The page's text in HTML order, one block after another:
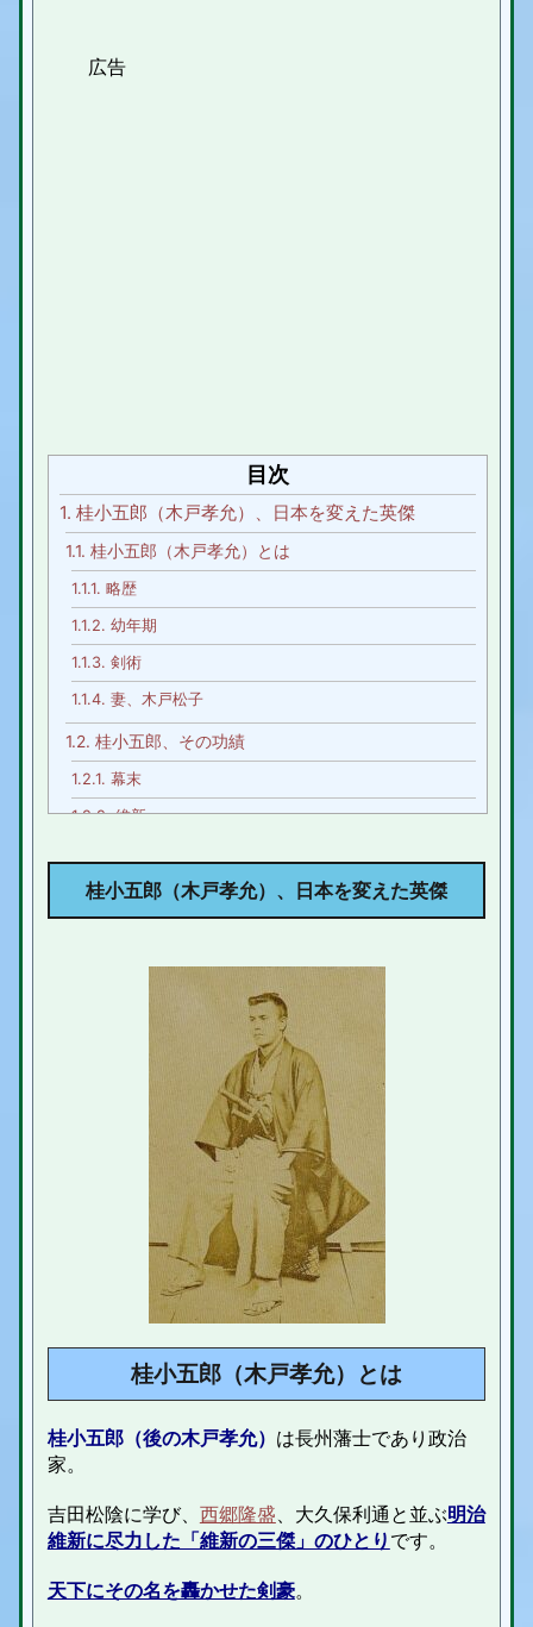
目次
1. 桂小五郎（木戸孝允）、日本を変えた英傑
1.1. 桂小五郎（木戸孝允）とは
1.1.1. 略歴
1.1.2. 幼年期
1.1.3. 剣術
1.1.4. 妻、木戸松子
1.2. 桂小五郎、その功績
1.2.1. 幕末
1.2.2.維新
2.桂小五郎（木戸孝允）、現代でも中身も外見も男
3.桂小五郎（木戸孝允）、まとめ
桂小五郎（木戸孝允）、日本を変えた英傑
桂小五郎（木戸孝允）とは
桂小五郎（後の木戸孝允） は長州藩士であり政治
家。
吉田松陰に学び、 西郷隆盛、大久保利通と並ぶ明治
維新に尽力した「維新の三傑」のひとり です。
天下にその名を轟かせた剣豪。